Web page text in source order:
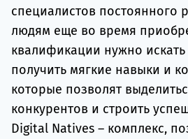
специалистов постоянного
людям еще во время
квалификации нужно
получить мягкие навыки и
которые позволят
конкурентов и строить
Digital Natives – комплекс,